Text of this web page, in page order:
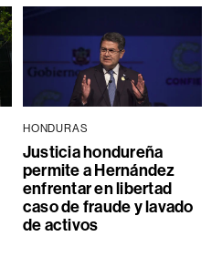
HONDURAS
Justicia hondureña
permite a Hernández
enfrentar en libertad
caso de fraude y lavado
de activos